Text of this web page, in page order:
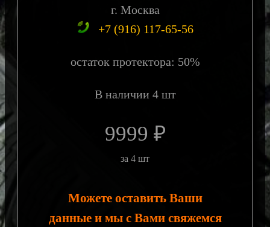
г. Москва
+7 (916) 117-65-56
остаток протектора: 50%
В наличии 4 шт
9999 ₽
за 4 шт
Можете оставить Ваши
данные и мы с Вами свяжемся